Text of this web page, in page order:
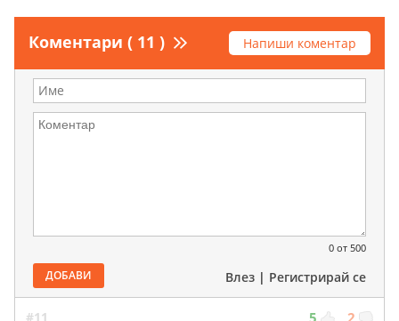
Коментари ( 11 ) Напиши коментар
0 от 500
ДОБАВИ Влез | Регистрирай се
#11 5 2